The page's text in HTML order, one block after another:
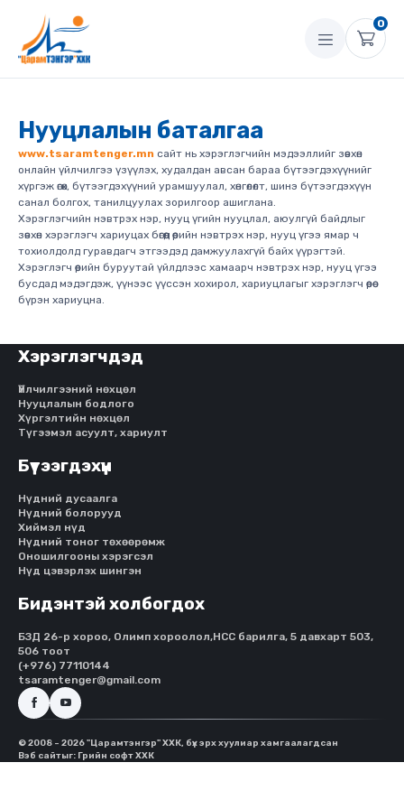
0
Нууцлалын баталгаа
www.tsaramtenger.mn сайт нь хэрэглэгчийн мэдээллийг зөвхөн
онлайн үйлчилгээ үзүүлэх, худалдан авсан бараа бүтээгдэхүүнийг
хүргэж өгөх, бүтээгдэхүүний урамшуулал, хөнгөлөлт, шинэ бүтээгдэхүүн
санал болгох, танилцуулах зорилгоор ашиглана.
Хэрэглэгчийн нэвтрэх нэр, нууц үгийн нууцлал, аюулгүй байдлыг
зөвхөн хэрэглэгч хариуцах бөгөөд өөрийн нэвтрэх нэр, нууц үгээ ямар ч
тохиолдолд гуравдагч этгээдэд дамжуулахгүй байх үүрэгтэй.
Хэрэглэгч өөрийн буруутай үйлдлээс хамаарч нэвтрэх нэр, нууц үгээ
бусдад мэдэгдэж, үүнээс үүссэн хохирол, хариуцлагыг хэрэглэгч өөрөө
бүрэн хариуцна.
Хэрэглэгчдэд
Үйлчилгээний нөхцөл
Нууцлалын бодлого
Хүргэлтийн нөхцөл
Түгээмэл асуулт, хариулт
Бүтээгдэхүүн
Нүдний дусаалга
Нүдний болорууд
Хиймэл нүд
Нүдний тоног төхөөрөмж
Оношилгооны хэрэгсэл
Нүд цэвэрлэх шингэн
Бидэнтэй холбогдох
БЗД 26-р хороо, Олимп хороолол,HCC барилга, 5 давхарт 503,
506 тоот
(+976) 77110144
tsaramtenger@gmail.com
© 2008 - 2026 "Царамтэнгэр" ХХК, бүх эрх хуулиар хамгаалагдсан
Вэб сайтыг: Грийн софт ХХК